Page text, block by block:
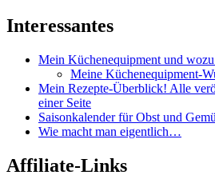
Interessantes
Mein Küchenequipment und
Meine Küchenequipment-
Mein Rezepte-Überblick! Alle
einer Seite
Saisonkalender für Obst und
Wie macht man eigentlich…
Affiliate-Links